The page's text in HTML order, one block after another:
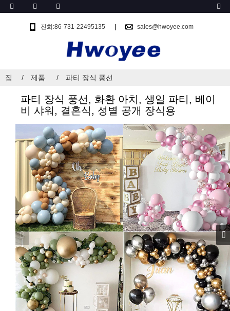
전화:86-731-22495135 sales@hwoyee.com
집 제품 파티 장식 풍선
파티 장식 풍선, 화환 아치, 생일 파티, 베이
비 샤워, 결혼식, 성별 공개 장식용